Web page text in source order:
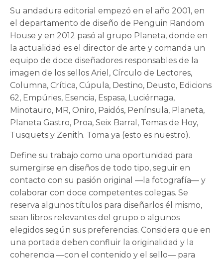
Su andadura editorial empezó en el año 2001, en
el departamento de diseño de Penguin Random
House y en 2012 pasó al grupo Planeta, donde en
la actualidad es el director de arte y comanda un
equipo de doce diseñadores responsables de la
imagen de los sellos Ariel, Círculo de Lectores,
Columna, Crítica, Cúpula, Destino, Deusto, Edicions
62, Empúries, Esencia, Espasa, Luciérnaga,
Minotauro, MR, Oniro, Paidós, Península, Planeta,
Planeta Gastro, Proa, Seix Barral, Temas de Hoy,
Tusquets y Zenith. Toma ya (esto es nuestro).
Define su trabajo como una oportunidad para
sumergirse en diseños de todo tipo, seguir en
contacto con su pasión original —la fotografía— y
colaborar con doce competentes colegas. Se
reserva algunos títulos para diseñarlos él mismo,
sean libros relevantes del grupo o algunos
elegidos según sus preferencias. Considera que en
una portada deben confluir la originalidad y la
coherencia —con el contenido y el sello— para